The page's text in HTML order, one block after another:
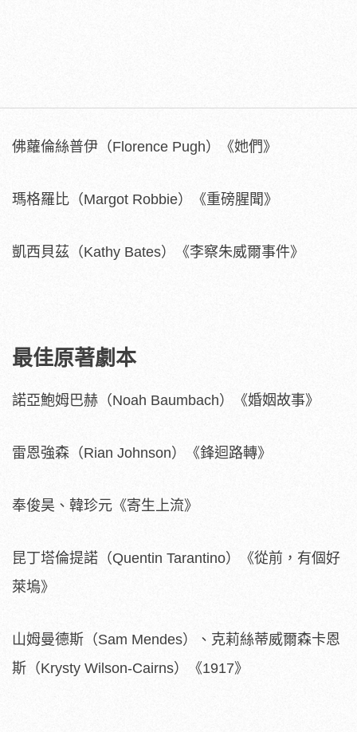
佛蘿倫絲普伊（Florence Pugh）《她們》
瑪格羅比（Margot Robbie）《重磅腥聞》
凱西貝茲（Kathy Bates）《李察朱威爾事件》
最佳原著劇本
諾亞鮑姆巴赫（Noah Baumbach）《婚姻故事》
雷恩強森（Rian Johnson）《鋒迴路轉》
奉俊昊、韓珍元《寄生上流》
昆丁塔倫提諾（Quentin Tarantino）《從前，有個好
萊塢》
山姆曼德斯（Sam Mendes）、克莉絲蒂威爾森卡恩
斯（Krysty Wilson-Cairns）《1917》